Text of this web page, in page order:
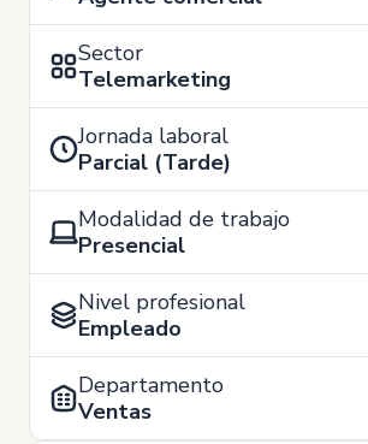
Sector
Telemarketing
Jornada laboral
Parcial (Tarde)
Modalidad de trabajo
Presencial
Nivel profesional
Empleado
Departamento
Ventas